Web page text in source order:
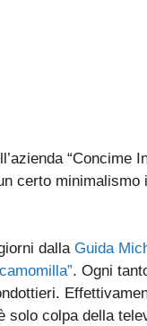
“Concime
certo
dallaGuida
. Ogni
solo colpa della